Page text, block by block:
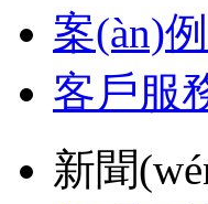
案(àn)
客戶服
新聞